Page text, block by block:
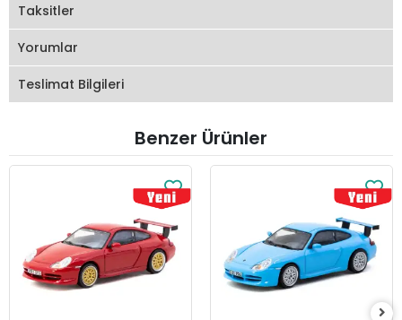
Taksitler
Yorumlar
Teslimat Bilgileri
Benzer Ürünler